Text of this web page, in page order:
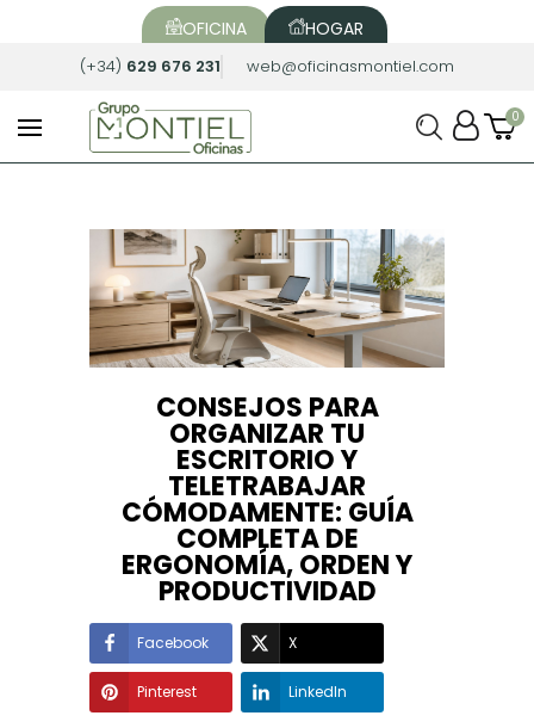
OFICINA HOGAR
(+34) 629 676 231 web@oficinasmontiel.com
CONSEJOS PARA
ORGANIZAR TU
ESCRITORIO Y
TELETRABAJAR
CÓMODAMENTE: GUÍA
COMPLETA DE
ERGONOMÍA, ORDEN Y
PRODUCTIVIDAD
Facebook X
Pinterest LinkedIn